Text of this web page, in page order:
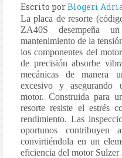
Escrito porBlogeri
La placa de resorte
ZA40S desempeña
mantenimiento de la
los componentes del
de precisión absorbe
mecánicas de manera
excesivo y asegurando
motor. Construida para
resorte resiste el estrés
rendimiento. Las
oportunos
convirtiéndola en un
eficiencia del motor